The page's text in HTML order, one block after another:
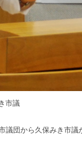
市議
団から久保みき市議